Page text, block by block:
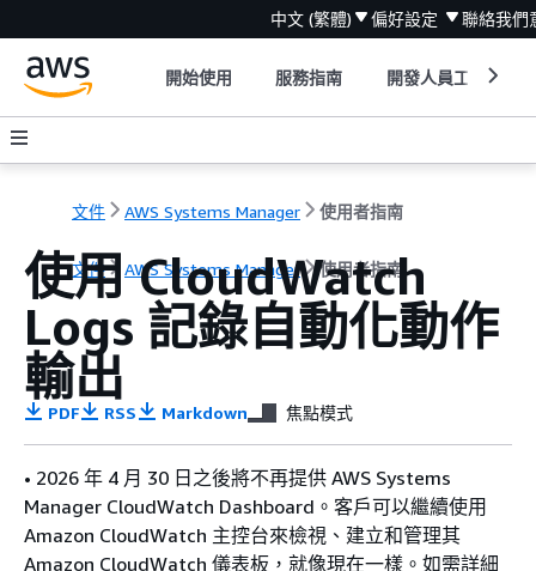
中文 (繁體) 偏好設定 聯絡我們
開始使用 服務指南 開發人員工具
文件 AWS Systems Manager 使用者指南
文件 AWS Systems Manager 使用者指南
使用 CloudWatch
Logs 記錄自動化動作
輸出
PDF RSS Markdown 焦點模式
• 2026 年 4 月 30 日之後將不再提供 AWS Systems
Manager CloudWatch Dashboard。客戶可以繼續使用
Amazon CloudWatch 主控台來檢視、建立和管理其
Amazon CloudWatch 儀表板，就像現在一樣。如需詳細